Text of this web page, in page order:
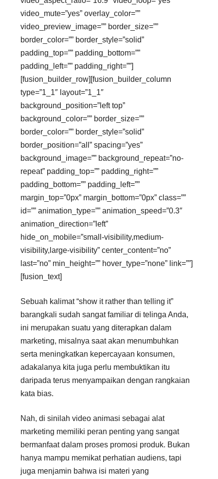
video_mute=”yes” overlay_color=””
video_preview_image=”” border_size=””
border_color=”” border_style=”solid”
padding_top=”” padding_bottom=””
padding_left=”” padding_right=””]
[fusion_builder_row][fusion_builder_column
type=”1_1″ layout=”1_1″
background_position=”left top”
background_color=”” border_size=””
border_color=”” border_style=”solid”
border_position=”all” spacing=”yes”
background_image=”” background_repeat=”no-
repeat” padding_top=”” padding_right=””
padding_bottom=”” padding_left=””
margin_top=”0px” margin_bottom=”0px” class=””
id=”” animation_type=”” animation_speed=”0.3″
animation_direction=”left”
hide_on_mobile=”small-visibility,medium-
visibility,large-visibility” center_content=”no”
last=”no” min_height=”” hover_type=”none” link=””]
[fusion_text]
Sebuah kalimat “show it rather than telling it”
barangkali sudah sangat familiar di telinga Anda,
ini merupakan suatu yang diterapkan dalam
marketing, misalnya saat akan menumbuhkan
serta meningkatkan kepercayaan konsumen,
adakalanya kita juga perlu membuktikan itu
daripada terus menyampaikan dengan rangkaian
kata bias.
Nah, di sinilah video animasi sebagai alat
marketing memiliki peran penting yang sangat
bermanfaat dalam proses promosi produk. Bukan
hanya mampu memikat perhatian audiens, tapi
juga menjamin bahwa isi materi yang